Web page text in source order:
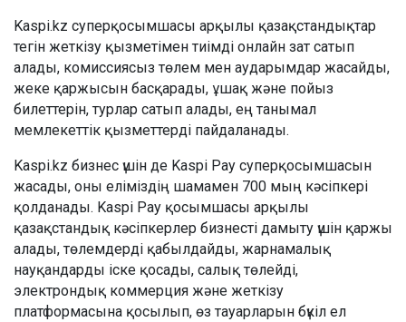
Kaspi.kz суперқосымшасы арқылы қазақстандықтар
тегін жеткізу қызметімен тиімді онлайн зат сатып
алады, комиссиясыз төлем мен аударымдар жасайды,
жеке қаржысын басқарады, ұшақ және пойыз
билеттерін, турлар сатып алады, ең танымал
мемлекеттік қызметтерді пайдаланады.
Kaspi.kz бизнес үшін де Kaspi Pay суперқосымшасын
жасады, оны еліміздің шамамен 700 мың кәсіпкері
қолданады. Kaspi Pay қосымшасы арқылы
қазақстандық кәсіпкерлер бизнесті дамыту үшін қаржы
алады, төлемдерді қабылдайды, жарнамалық
науқандарды іске қосады, салық төлейді,
электрондық коммерция және жеткізу
платформасына қосылып, өз тауарларын бүкіл ел